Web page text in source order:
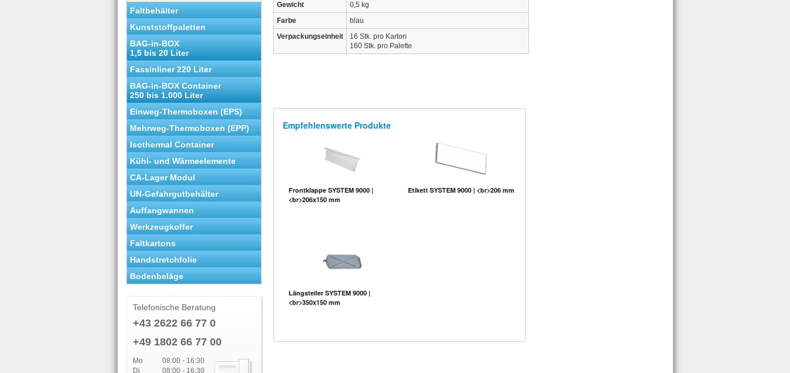
Faltbehälter
Kunststoffpaletten
BAG-in-BOX
1,5 bis 20 Liter
Fassinliner 220 Liter
BAG-in-BOX Container
250 bis 1.000 Liter
Einweg-Thermoboxen (EPS)
Mehrweg-Thermoboxen (EPP)
Isothermal Container
Kühl- und Wärmeelemente
CA-Lager Modul
UN-Gefahrgutbehälter
Auffangwannen
Werkzeugkoffer
Faltkartons
Handstretchfolie
Bodenbeläge
Telefonische Beratung
+43 2622 66 77 0
+49 1802 66 77 00
Mo
08:00 - 16:30
Di
08:00 - 16:30
Gewicht
0,5 kg
Farbe
blau
Verpackungseinheit
16 Stk. pro Karton
160 Stk. pro Palette
Empfehlenswerte Produkte
Frontklappe SYSTEM 9000 |
<br>206x150 mm
Etikett SYSTEM 9000 | <br>206 mm
Längsteiler SYSTEM 9000 |
<br>350x150 mm